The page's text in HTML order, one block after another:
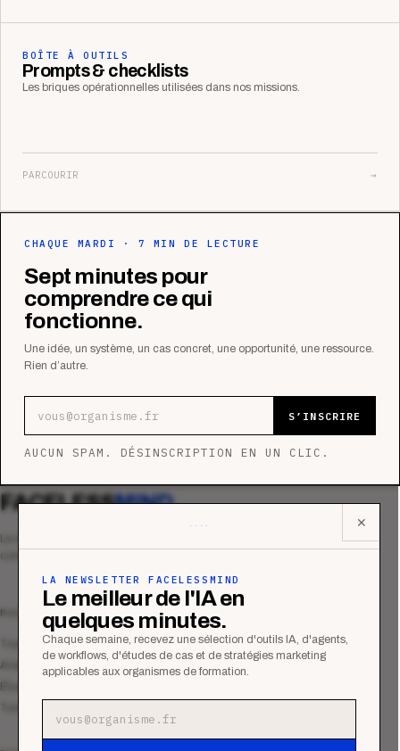
BOÎTE À OUTILS
Prompts & checklists
Les briques opérationnelles utilisées dans nos missions.
PARCOURIR →
CHAQUE MARDI · 7 MIN DE LECTURE
Sept minutes pour
comprendre ce qui
fonctionne.
Une idée, un système, un cas concret, une opportunité, une ressource.
Rien d’autre.
S’INSCRIRE
AUCUN SPAM. DÉSINSCRIPTION EN UN CLIC.
✕
LA NEWSLETTER FACELESSMIND
Le meilleur de l'IA en
quelques minutes.
Chaque semaine, recevez une sélection d'outils IA, d'agents,
de workflows, d'études de cas et de stratégies marketing
applicables aux organismes de formation.
FACELESSMIND
commerciale des organismes de formation.
MAGAZINE
Tous les articles
Analyses
Tutoriels